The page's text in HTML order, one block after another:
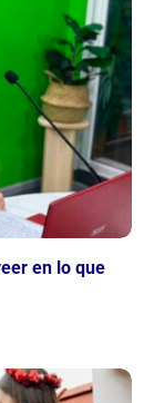
en lo que